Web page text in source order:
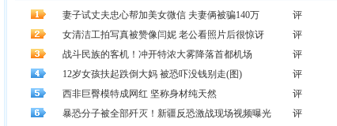
妻子试丈夫忠心帮加美女微信 夫妻俩被骗140万 评
女清洁工拍写真被赞像闫妮 老公看照片后很惊讶
评
战斗民族的客机！冲开特浓大雾降落首都机场
评
12岁女孩扶起跌倒大妈 被恐吓没钱别走(图)
评
西非巨臀模特成网红 坚称身材纯天然
评
暴恐分子被全部歼灭！新疆反恐激战现场视频曝光
评